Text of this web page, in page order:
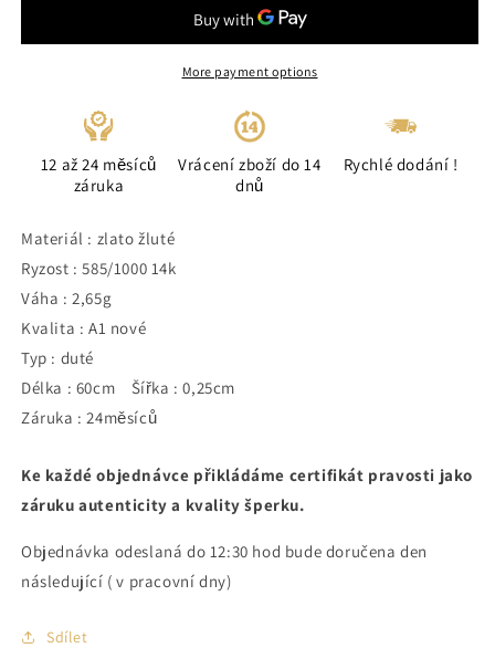
More payment options
12 až 24 měsíců
záruka
Vrácení zboží do 14
dnů
Rychlé dodání !
Materiál : zlato žluté
Ryzost : 585/1000 14k
Váha : 2,65g
Kvalita : A1 nové
Typ : duté
Délka : 60cm Šířka : 0,25cm
Záruka : 24měsíců
Ke každé objednávce přikládáme certifikát pravosti jako
záruku autenticity a kvality šperku.
Objednávka odeslaná do 12:30 hod bude doručena den
následující ( v pracovní dny)
Sdílet